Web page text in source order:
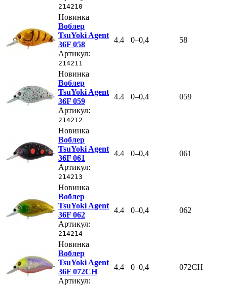
214210
Новинка
Воблер
TsuYoki Agent
36F 058
Артикул:
214211
4.4 0–0,4 58
Новинка
Воблер
TsuYoki Agent
36F 059
Артикул:
214212
4.4 0–0,4 059
Новинка
Воблер
TsuYoki Agent
36F 061
Артикул:
214213
4.4 0–0,4 061
Новинка
Воблер
TsuYoki Agent
36F 062
Артикул:
214214
4.4 0–0,4 062
Новинка
Воблер
TsuYoki Agent
36F 072CH
Артикул:
4.4 0–0,4 072CH